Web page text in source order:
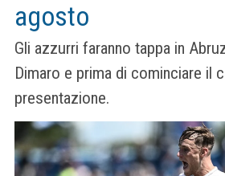
agosto
Gli azzurri faranno tappa in
Dimaro e prima di cominciare il
presentazione.